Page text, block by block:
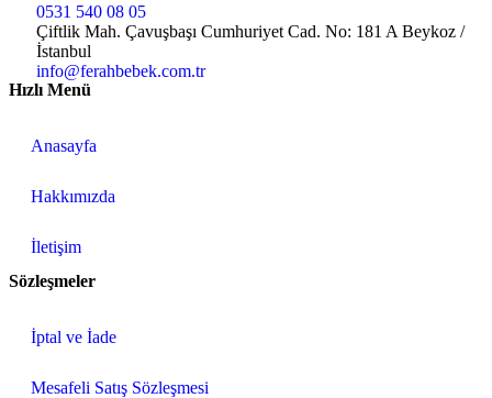
Sözleşmeler
İptal ve İade
Mesafeli Satış Sözleşmesi
Hızlı Menü
Anasayfa
Hakkımızda
İletişim
0531 540 08 05
Çiftlik Mah. Çavuşbaşı Cumhuriyet Cad. No: 181 A Beykoz /
İstanbul
info@ferahbebek.com.tr